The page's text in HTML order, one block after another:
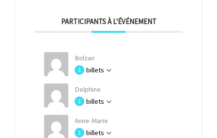
PARTICIPANTS À L'ÉVÉNEMENT
Bolzan
1 billets
Delphine
1 billets
Anne-Marie
1 billets